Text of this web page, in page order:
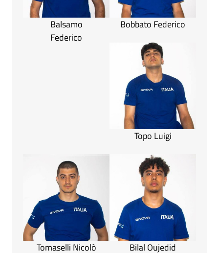
Balsamo
Federico
Bobbato Federico
Topo Luigi
Tomaselli Nicolò Bilal Oujedid